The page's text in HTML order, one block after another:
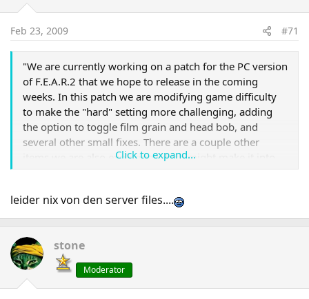
Feb 23, 2009 #71
"We are currently working on a patch for the PC version
of F.E.A.R.2 that we hope to release in the coming
weeks. In this patch we are modifying game difficulty
to make the "hard" setting more challenging, adding
the option to toggle film grain and head bob, and
several other small fixes. There are a couple other
items we are also exploring which might make it into
this patch, but we need to do research to evaluate the
changes to the patch."
Click to expand...
leider nix von den server files....
stone
Moderator